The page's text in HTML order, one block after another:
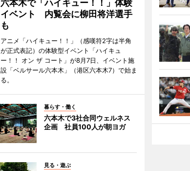
六本木で「ハイキュー！！」体験
イベント 内覧会に柳田将洋選手
も
アニメ「ハイキュー！！」（感嘆符2字は半角
が正式表記）の体験型イベント「ハイキュ
ー！！ オン ザ コート」が8月7日、イベント施
設「ベルサール六本木」（港区六本木7）で始ま
る。
暮らす・働く
六本木で3社合同ウェルネス
企画 社員100人が朝ヨガ
見る・遊ぶ